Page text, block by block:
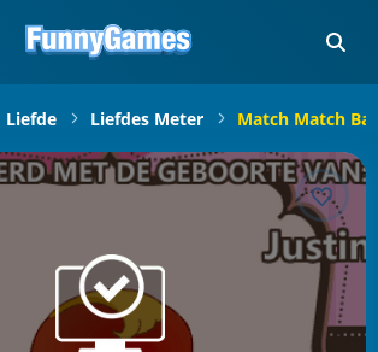
Liefde Liefdes Meter Match Match